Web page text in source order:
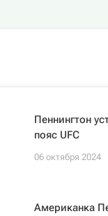
Пеннингтон
пояс UFC
06 октября 2024
Американка